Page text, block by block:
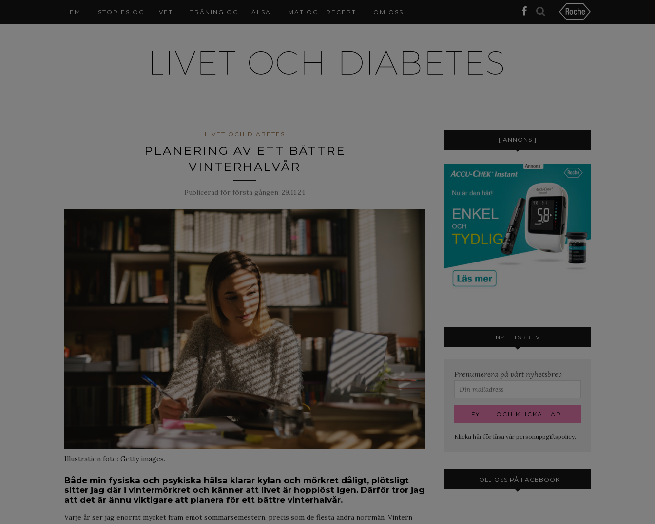
HEM STORIES OCH LIVET TRÄNING OCH HÄLSA MAT OCH RECEPT OM OSS
LIVET OCH DIABETES
PLANERING AV ETT BÄTTRE
VINTERHALVÅR
Publicerad för första gången: 29.11.24
Illustration foto: Getty images.
Både min fysiska och psykiska hälsa klarar kylan och mörkret dåligt, plötsligt
sitter jag där i vintermörkret och känner att livet är hopplöst igen. Därför tror jag
att det är ännu viktigare att planera för ett bättre vinterhalvår.
Varje år ser jag enormt mycket fram emot sommarsemestern, precis som de flesta andra norrmän. Vintern
[ ANNONS ]
NYHETSBREV
Prenumerera på vårt nyhetsbrev
Klicka här för läsa vår personuppgiftspolicy.
FÖLJ OSS PÅ FACEBOOK